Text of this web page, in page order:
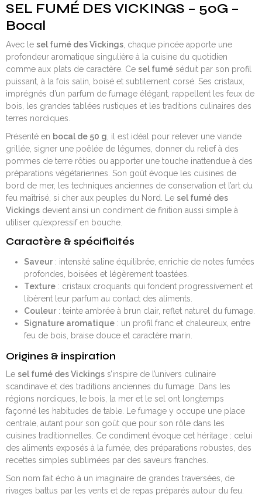
SEL FUMÉ DES VICKINGS – 50G –
Bocal
Avec le sel fumé des Vickings , chaque pincée apporte une
profondeur aromatique singulière à la cuisine du quotidien
comme aux plats de caractère. Ce sel fumé séduit par son profil
puissant, à la fois salin, boisé et subtilement corsé. Ses cristaux,
imprégnés d’un parfum de fumage élégant, rappellent les feux de
bois, les grandes tablées rustiques et les traditions culinaires des
terres nordiques.
Présenté en bocal de 50 g , il est idéal pour relever une viande
grillée, signer une poêlée de légumes, donner du relief à des
pommes de terre rôties ou apporter une touche inattendue à des
préparations végétariennes. Son goût évoque les cuisines de
bord de mer, les techniques anciennes de conservation et l’art du
feu maîtrisé, si cher aux peuples du Nord. Le sel fumé des
Vickings devient ainsi un condiment de finition aussi simple à
utiliser qu’expressif en bouche.
Caractère & spécificités
Saveur: intensité saline équilibrée, enrichie de notes fumées
profondes, boisées et légèrement toastées.
Texture: cristaux croquants qui fondent progressivement et
libèrent leur parfum au contact des aliments.
Couleur: teinte ambrée à brun clair, reflet naturel du fumage.
Signature aromatique: un profil franc et chaleureux, entre
feu de bois, braise douce et caractère marin.
Origines & inspiration
Le sel fumé des Vickings s’inspire de l’univers culinaire
scandinave et des traditions anciennes du fumage. Dans les
régions nordiques, le bois, la mer et le sel ont longtemps
façonné les habitudes de table. Le fumage y occupe une place
centrale, autant pour son goût que pour son rôle dans les
cuisines traditionnelles. Ce condiment évoque cet héritage : celui
des aliments exposés à la fumée, des préparations robustes, des
recettes simples sublimées par des saveurs franches.
Son nom fait écho à un imaginaire de grandes traversées, de
rivages battus par les vents et de repas préparés autour du feu.